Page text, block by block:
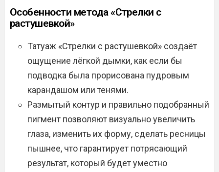
Особенности метода «Стрелки с
растушевкой»
Татуаж «Стрелки с растушевкой» создаёт
ощущение лёгкой дымки, как если бы
подводка была прорисована пудровым
карандашом или тенями.
Размытый контур и правильно подобранный
пигмент позволяют визуально увеличить
глаза, изменить их форму, сделать ресницы
пышнее, что гарантирует потрясающий
результат, который будет уместно